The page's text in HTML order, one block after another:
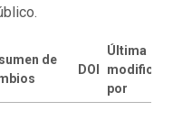
de
DOI
Última
por